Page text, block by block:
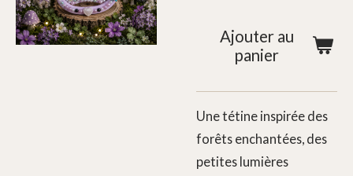
Ajouter au
panier
Une tétine inspirée des
forêts enchantées, des
petites lumières